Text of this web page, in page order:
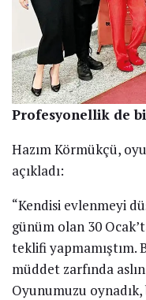
Profesyonellik de
Hazım Körmükçü,
açıkladı:
“Kendisi evlenmeyi
günüm olan 30
teklifi yapmamıştım.
müddet zarfında
Oyunumuzu